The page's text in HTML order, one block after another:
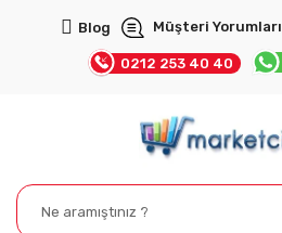
Blog Müşteri Yorumları
0212 253 40 40